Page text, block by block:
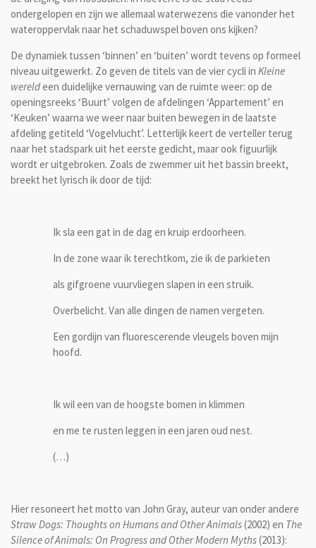
ondergelopen en zijn we allemaal waterwezens die vanonder het
wateroppervlak naar het schaduwspel boven ons kijken?
De dynamiek tussen ‘binnen’ en ‘buiten’ wordt tevens op formeel
niveau uitgewerkt. Zo geven de titels van de vier cycli in Kleine
wereldeen duidelijke vernauwing van de ruimte weer: op de
openingsreeks ‘Buurt’ volgen de afdelingen ‘Appartement’ en
‘Keuken’ waarna we weer naar buiten bewegen in de laatste
afdeling getiteld ‘Vogelvlucht’. Letterlijk keert de verteller terug
naar het stadspark uit het eerste gedicht, maar ook figuurlijk
wordt er uitgebroken. Zoals de zwemmer uit het bassin breekt,
breekt het lyrisch ik door de tijd:
Ik sla een gat in de dag en kruip erdoorheen.
In de zone waar ik terechtkom, zie ik de parkieten
als gifgroene vuurvliegen slapen in een struik.
Overbelicht. Van alle dingen de namen vergeten.
Een gordijn van fluorescerende vleugels boven mijn
hoofd.
Ik wil een van de hoogste bomen in klimmen
en me te rusten leggen in een jaren oud nest.
(…)
Hier resoneert het motto van John Gray, auteur van onder andere
Straw Dogs: Thoughts on Humans and Other Animals(2002) en The
Silence of Animals: On Progress and Other Modern Myths(2013):